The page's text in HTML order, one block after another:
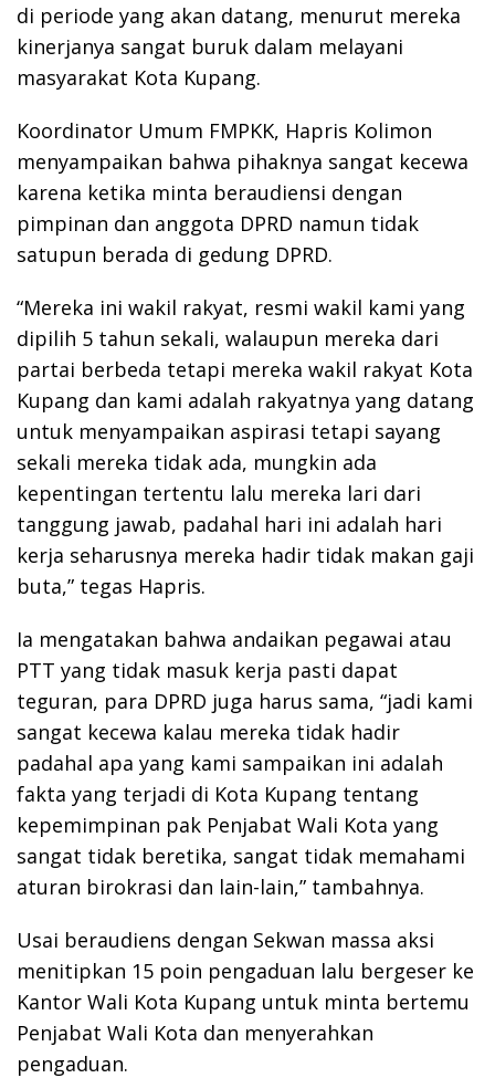
di periode yang akan datang, menurut mereka
kinerjanya sangat buruk dalam melayani
masyarakat Kota Kupang.
Koordinator Umum FMPKK, Hapris Kolimon
menyampaikan bahwa pihaknya sangat kecewa
karena ketika minta beraudiensi dengan
pimpinan dan anggota DPRD namun tidak
satupun berada di gedung DPRD.
“Mereka ini wakil rakyat, resmi wakil kami yang
dipilih 5 tahun sekali, walaupun mereka dari
partai berbeda tetapi mereka wakil rakyat Kota
Kupang dan kami adalah rakyatnya yang datang
untuk menyampaikan aspirasi tetapi sayang
sekali mereka tidak ada, mungkin ada
kepentingan tertentu lalu mereka lari dari
tanggung jawab, padahal hari ini adalah hari
kerja seharusnya mereka hadir tidak makan gaji
buta,” tegas Hapris.
Ia mengatakan bahwa andaikan pegawai atau
PTT yang tidak masuk kerja pasti dapat
teguran, para DPRD juga harus sama, “jadi kami
sangat kecewa kalau mereka tidak hadir
padahal apa yang kami sampaikan ini adalah
fakta yang terjadi di Kota Kupang tentang
kepemimpinan pak Penjabat Wali Kota yang
sangat tidak beretika, sangat tidak memahami
aturan birokrasi dan lain-lain,” tambahnya.
Usai beraudiens dengan Sekwan massa aksi
menitipkan 15 poin pengaduan lalu bergeser ke
Kantor Wali Kota Kupang untuk minta bertemu
Penjabat Wali Kota dan menyerahkan
pengaduan.